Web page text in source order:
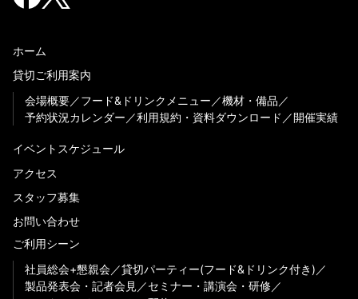
ホーム
貸切ご利用案内
会場概要
フード&ドリンクメニュー
機材・備品
予約状況カレンダー
利用規約・資料ダウンロード 開催実績
イベントスケジュール
アクセス
スタッフ募集
お問い合わせ
ご利用シーン
社員総会+懇親会
貸切パーティー(フード&ドリンク付き)
製品発表会・記者会見
セミナー・講演会・研修